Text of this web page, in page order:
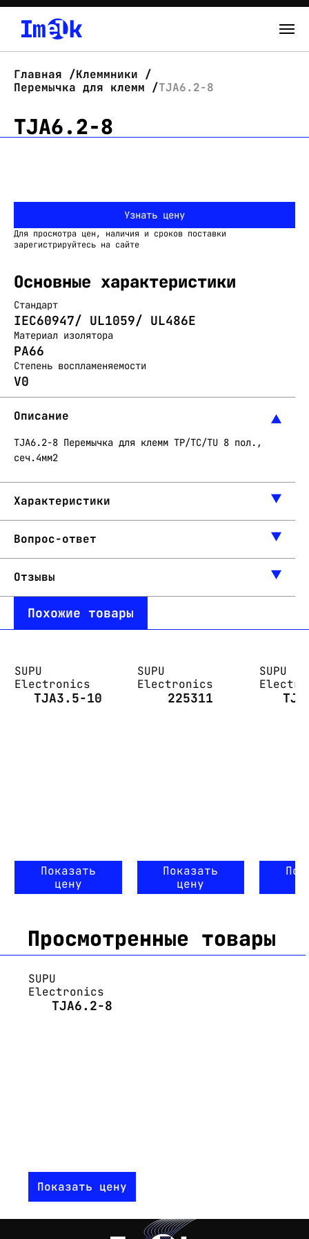
О нас
Новости
Контакты
Вход
Главная
Клеммники
Перемычка для клемм
TJA6.2-8
TJA6.2-8
Узнать цену
Для просмотра цен, наличия и сроков поставки
зарегистрируйтесь на сайте
Основные характеристики
Стандарт
IEC60947/ UL1059/ UL486E
Материал изолятора
PA66
Степень воспламеняемости
V0
Описание
TJA6.2-8 Перемычка для клемм TP/TC/TU 8 пол.,
сеч.4мм2
Характеристики
Вопрос-ответ
Отзывы
Похожие товары
SUPU
Electronics
TJA3.5-10
Показать
цену
SUPU
Electronics
225311
Показать
цену
SUPU
Просмотренные товары
SUPU
Electronics
TJA6.2-8
Показать цену